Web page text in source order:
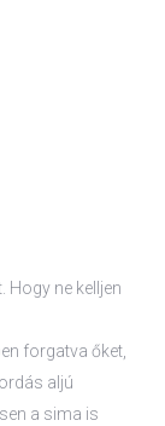
Hogy ne kelljen
forgatva őket,
aljú
a sima is